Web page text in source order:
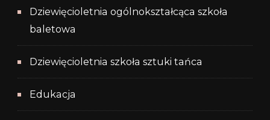
Dziewięcioletnia ogólnokształcąca szkoła
baletowa
Dziewięcioletnia szkoła sztuki tańca
Edukacja